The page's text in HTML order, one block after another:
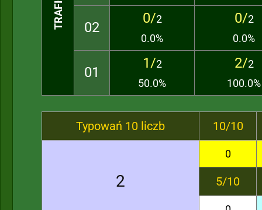
02
0/2
0.0%
0/2
0.0%
01
1/2
50.0%
2/2
100.0%
Typowań 10 liczb 10/10
2
0
5/10